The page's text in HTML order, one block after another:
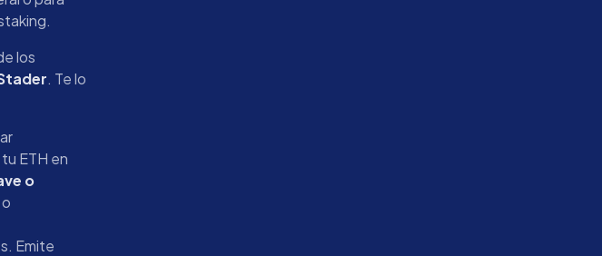
los
. Te lo
ETH en
o
Emite